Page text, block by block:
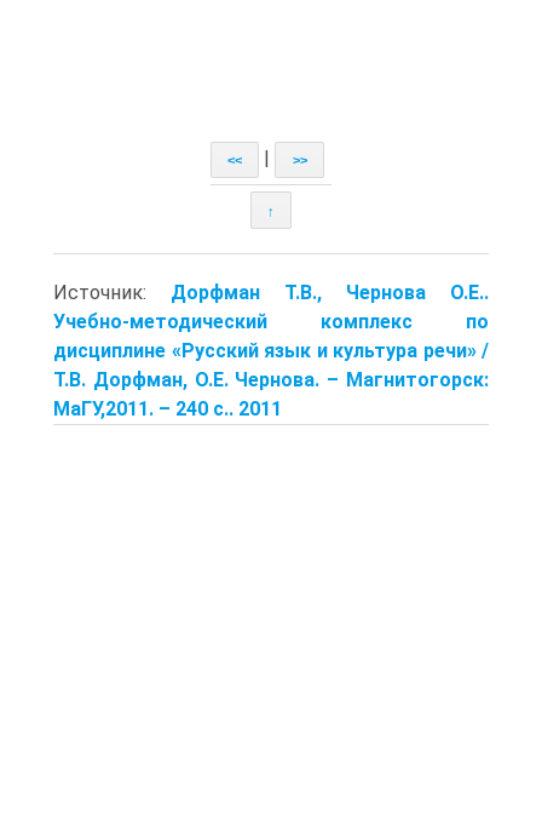
<< >>
↑
Источник: Дорфман Т.В., Чернова О.Е..
Учебно-методический комплекс по
дисциплине «Русский язык и культура речи» /
Т.В. Дорфман, О.Е. Чернова. – Магнитогорск:
МаГУ,2011. – 240 с.. 2011